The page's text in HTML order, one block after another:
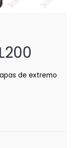
de extremo